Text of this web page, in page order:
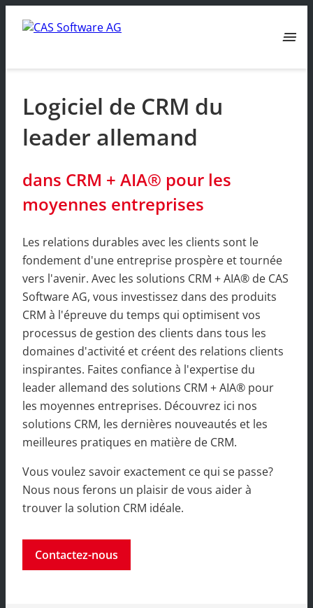
menu
Logiciel de CRM du
leader allemand
dans CRM + AIA® pour les
moyennes entreprises
Les relations durables avec les clients sont le
fondement d'une entreprise prospère et tournée
vers l'avenir. Avec les solutions CRM + AIA® de CAS
Software AG, vous investissez dans des produits
CRM à l'épreuve du temps qui optimisent vos
processus de gestion des clients dans tous les
domaines d'activité et créent des relations clients
inspirantes. Faites confiance à l'expertise du
leader allemand des solutions CRM + AIA® pour
les moyennes entreprises. Découvrez ici nos
solutions CRM, les dernières nouveautés et les
meilleures pratiques en matière de CRM.
Vous voulez savoir exactement ce qui se passe?
Nous nous ferons un plaisir de vous aider à
trouver la solution CRM idéale.
Contactez-nous